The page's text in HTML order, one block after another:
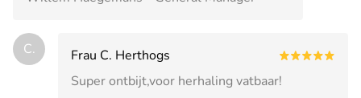
C.
Frau C. Herthogs
Super ontbijt,voor herhaling vatbaar!